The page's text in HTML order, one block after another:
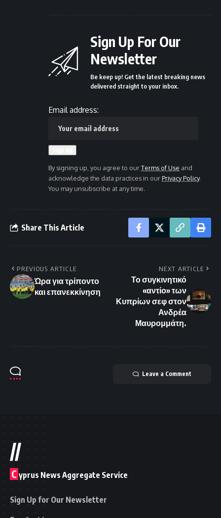
Sign Up For Our
Newsletter
Be keep up! Get the latest breaking news
delivered straight to your inbox.
Email address:
By signing up, you agree to ourTerms of Use and
acknowledge the data practices in ourPrivacy Policy.
You may unsubscribe at any time.
Share This Article
PREVIOUS ARTICLE
Ώρα για τρίποντο
και επανεκκίνηση
NEXT ARTICLE
Το συγκινητικό
«αντίο» των
Κυπρίων σεφ στον
Ανδρέα
Μαυρομμάτη.
Leave a Comment
//
C yprus News Aggregate Service
Sign Up for Our Newsletter